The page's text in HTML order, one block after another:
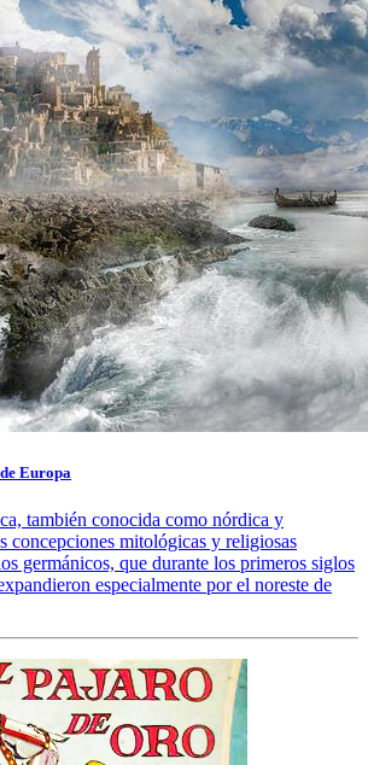
Europa
también conocida como nórdica y
concepciones mitológicas y religiosas
germánicos, que durante los primeros siglos
especialmente por el noreste de